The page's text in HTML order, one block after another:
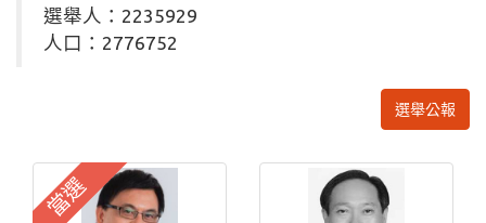
選舉人：2235929
人口：2776752
選舉公報
當選